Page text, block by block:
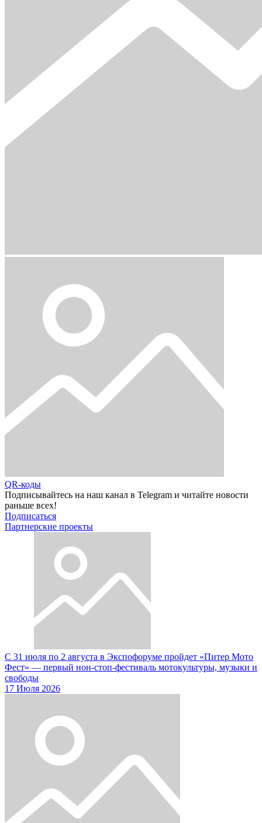
QR-коды
Подписывайтесь на наш канал в Telegram и читайте новости
раньше всех!
Подписаться
Партнерские проекты
С 31 июля по 2 августа в Экспофоруме пройдет «Питер Мото
Фест» — первый нон-стоп-фестиваль мотокультуры, музыки и
свободы
17 Июля 2026